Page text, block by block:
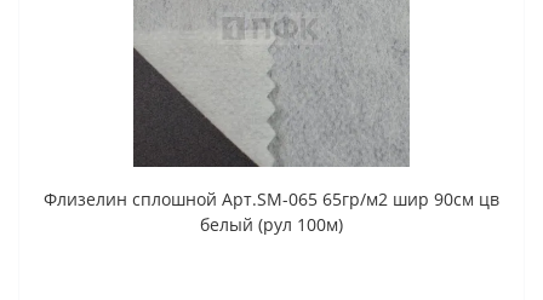
Флизелин сплошной Арт.SM-065 65гр/м2 шир 90см цв
белый (рул 100м)